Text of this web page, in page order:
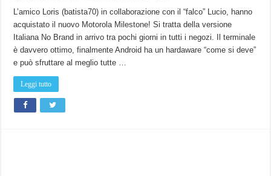
L’amico Loris (batista70) in collaborazione con il “falco” Lucio, hanno
acquistato il nuovo Motorola Milestone! Si tratta della versione
Italiana No Brand in arrivo tra pochi giorni in tutti i negozi. Il terminale
è davvero ottimo, finalmente Android ha un hardaware “come si deve”
e può sfruttare al meglio tutte …
Leggi tutto